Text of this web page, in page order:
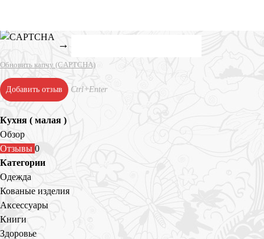
→
Обновить капчу (CAPTCHA)
Добавить отзыв Ctrl+Enter
Кухня ( малая )
Обзор
Отзывы 0
Категории
Одежда
Кованые изделия
Аксессуары
Книги
Здоровье